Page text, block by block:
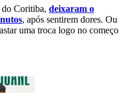
do Coritiba, deixaram o
, após sentirem dores. Ou
uma troca logo no começo